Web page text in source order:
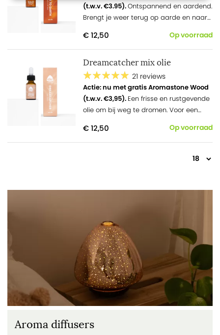
(t.w.v. €3.95).Ontspannend en aardend.
Brengt je weer terug op aarde en naar
€ 12,50 Op voorraad
Dreamcatcher mix olie
21 reviews
Actie: nu met gratis Aromastone Wood
(t.w.v. €3,95). Een frisse en rustgevende
olie om bij weg te dromen. Voor een
€ 12,50 Op voorraad
Aroma diffusers